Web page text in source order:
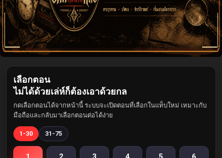
เลือกตอน
ไม่ได้ด้วยเล่ห์ก็ต้องเอาด้วยกล
กดเลือกตอนได้จากหน้านี้ ระบบจะเปิดตอนที่เลือกในแท็บใหม่ เหมาะกับ
มือถือและกลับมาเลือกตอนต่อได้ง่าย
1-30 31-75